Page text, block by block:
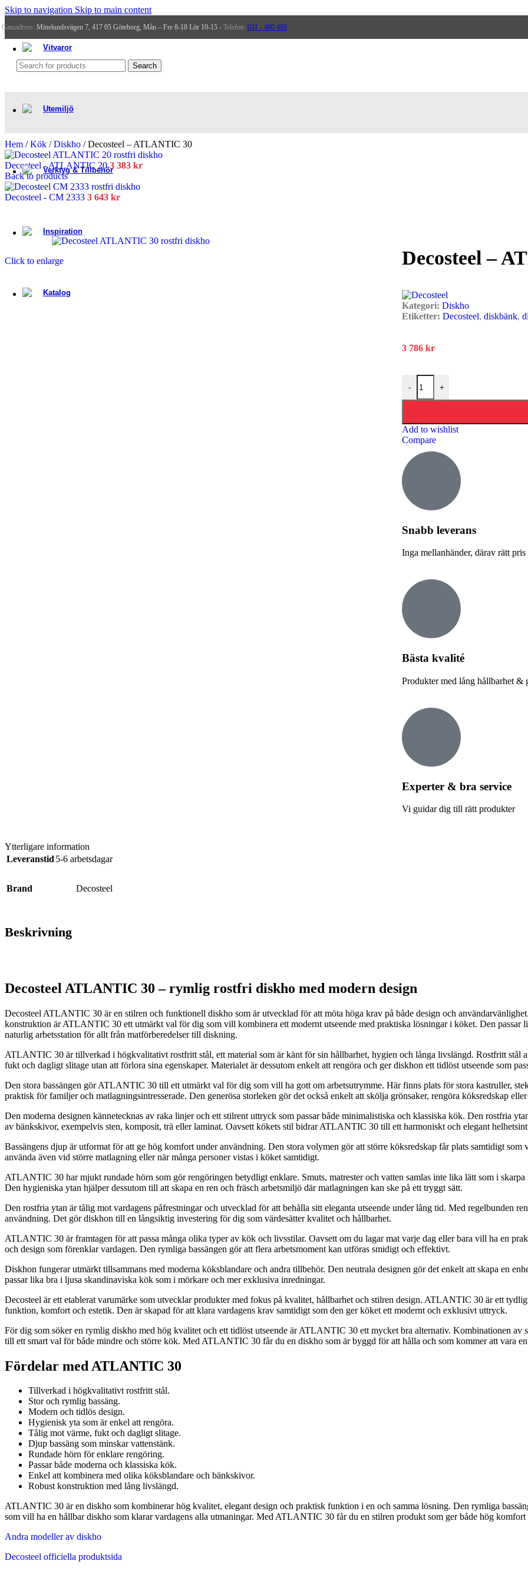
Skip to navigation Skip to main content
Gatuadress: Minelundsvägen 7, 417 05 Göteborg, Mån – Fre 8-18 Lör 10-15 - Telefon: 031 - 480 480
Search
Handdukstork​ Spegel
Vitvaror
Utemiljö
Polkant stenar
Verktyg & Tillbehör
Inspiration
Katalog
Hem / Kök / Diskho / Decosteel – ATLANTIC 30
Decosteel - ATLANTIC 203 383 kr
Back to products
Decosteel - CM 2333 3 643 kr
Click to enlarge Decosteel –
Kategori: Diskho
Etiketter: Decosteel, diskbänk,
3 786 kr
- +
Add to wishlist
Compare
Snabb leverans​
Inga mellanhänder, därav rätt pris
Bästa kvalité
Produkter med lång hållbarhet &
Experter & bra service
Vi guidar dig till rätt produkter
Ytterligare information
Leveranstid 5-6 arbetsdagar
Brand Decosteel
Beskrivning
Decosteel ATLANTIC 30 – rymlig rostfri diskho med modern design
Decosteel ATLANTIC 30 är en stilren och funktionell diskho som är utvecklad för att möta höga krav på både design och
konstruktion är ATLANTIC 30 ett utmärkt val för dig som vill kombinera ett modernt utseende med praktiska lösningar i köket. Den passar
naturlig arbetsstation för allt från matförberedelser till diskning.
ATLANTIC 30 är tillverkad i högkvalitativt rostfritt stål, ett material som är känt för sin hållbarhet, hygien och långa livslängd. Rostfritt stål
fukt och dagligt slitage utan att förlora sina egenskaper. Materialet är dessutom enkelt att rengöra och ger diskhon ett tidlöst utseende som
Den stora bassängen gör ATLANTIC 30 till ett utmärkt val för dig som vill ha gott om arbetsutrymme. Här finns plats för stora kastruller,
praktisk för familjer och matlagningsintresserade. Den generösa storleken gör det också enkelt att skölja grönsaker, rengöra köksredskap
Den moderna designen kännetecknas av raka linjer och ett stilrent uttryck som passar både minimalistiska och klassiska kök. Den rostfria
av bänkskivor, exempelvis sten, komposit, trä eller laminat. Oavsett kökets stil bidrar ATLANTIC 30 till ett harmoniskt och elegant
Bassängens djup är utformat för att ge hög komfort under användning. Den stora volymen gör att större köksredskap får plats samtidigt
använda även vid större matlagning eller när många personer vistas i köket samtidigt.
ATLANTIC 30 har mjukt rundade hörn som gör rengöringen betydligt enklare. Smuts, matrester och vatten samlas inte lika lätt som i
Den hygieniska ytan hjälper dessutom till att skapa en ren och fräsch arbetsmiljö där matlagningen kan ske på ett tryggt sätt.
Den rostfria ytan är tålig mot vardagens påfrestningar och utvecklad för att behålla sitt eleganta utseende under lång tid. Med regelbunden
användning. Det gör diskhon till en långsiktig investering för dig som värdesätter kvalitet och hållbarhet.
ATLANTIC 30 är framtagen för att passa många olika typer av kök och livsstilar. Oavsett om du lagar mat varje dag eller bara vill ha en
och design som förenklar vardagen. Den rymliga bassängen gör att flera arbetsmoment kan utföras smidigt och effektivt.
Diskhon fungerar utmärkt tillsammans med moderna köksblandare och andra tillbehör. Den neutrala designen gör det enkelt att skapa en
passar lika bra i ljusa skandinaviska kök som i mörkare och mer exklusiva inredningar.
Decosteel är ett etablerat varumärke som utvecklar produkter med fokus på kvalitet, hållbarhet och stilren design. ATLANTIC 30 är ett
funktion, komfort och estetik. Den är skapad för att klara vardagens krav samtidigt som den ger köket ett modernt och exklusivt uttryck.
För dig som söker en rymlig diskho med hög kvalitet och ett tidlöst utseende är ATLANTIC 30 ett mycket bra alternativ. Kombinationen av
till ett smart val för både mindre och större kök. Med ATLANTIC 30 får du en diskho som är byggd för att hålla och som kommer att vara
Fördelar med ATLANTIC 30
Tillverkad i högkvalitativt rostfritt stål.
Stor och rymlig bassäng.
Modern och tidlös design.
Hygienisk yta som är enkel att rengöra.
Tålig mot värme, fukt och dagligt slitage.
Djup bassäng som minskar vattenstänk.
Rundade hörn för enklare rengöring.
Passar både moderna och klassiska kök.
Enkel att kombinera med olika köksblandare och bänkskivor.
Robust konstruktion med lång livslängd.
ATLANTIC 30 är en diskho som kombinerar hög kvalitet, elegant design och praktisk funktion i en och samma lösning. Den rymliga
som vill ha en hållbar diskho som klarar vardagens alla utmaningar. Med ATLANTIC 30 får du en stilren produkt som ger både hög
Andra modeller av diskho
Decosteel officiella produktsida